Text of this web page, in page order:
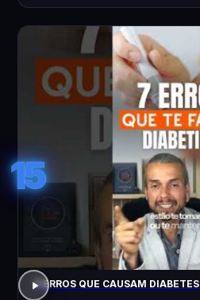
15
7 ERROS QUE CAUSAM DIABETES